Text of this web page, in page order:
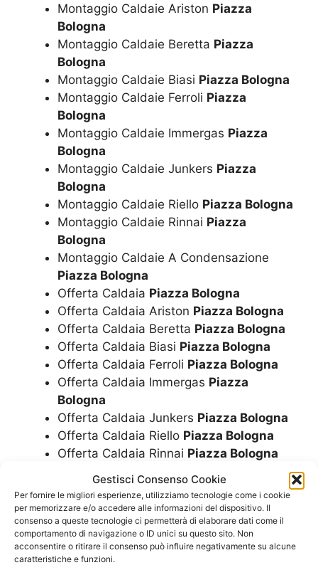
Gestisci Consenso Cookie
Per fornire le migliori esperienze, utilizziamo tecnologie come i cookie
per memorizzare e/o accedere alle informazioni del dispositivo. Il
consenso a queste tecnologie ci permetterà di elaborare dati come il
comportamento di navigazione o ID unici su questo sito. Non
acconsentire o ritirare il consenso può influire negativamente su alcune
caratteristiche e funzioni.
Montaggio Caldaie Ariston Piazza
Bologna
Montaggio Caldaie Beretta Piazza
Bologna
Montaggio Caldaie Biasi Piazza Bologna
Montaggio Caldaie Ferroli Piazza
Bologna
Montaggio Caldaie Immergas Piazza
Bologna
Montaggio Caldaie Junkers Piazza
Bologna
Montaggio Caldaie Riello Piazza Bologna
Montaggio Caldaie Rinnai Piazza
Bologna
Montaggio Caldaie A Condensazione
Piazza Bologna
Offerta Caldaia Piazza Bologna
Offerta Caldaia Ariston Piazza Bologna
Offerta Caldaia Beretta Piazza Bologna
Offerta Caldaia Biasi Piazza Bologna
Offerta Caldaia Ferroli Piazza Bologna
Offerta Caldaia Immergas Piazza
Bologna
Offerta Caldaia Junkers Piazza Bologna
Offerta Caldaia Riello Piazza Bologna
Offerta Caldaia Rinnai Piazza Bologna
Piazza
Bologna
Offerta Scalda Acqua AristonPiazza
Bologna
Offerta Scalda Acqua BerettaPiazza
Bologna